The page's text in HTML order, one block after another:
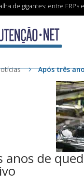
de gigantes: entre
Após três
anos de